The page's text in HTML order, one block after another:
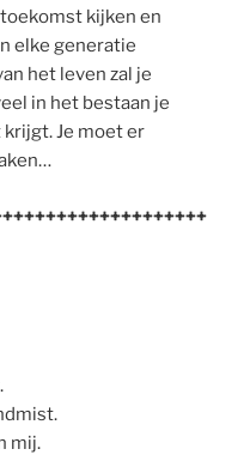
kijken en
elke generatie
het leven zal je
in het bestaan je
krijgt. Je moet er
mij.